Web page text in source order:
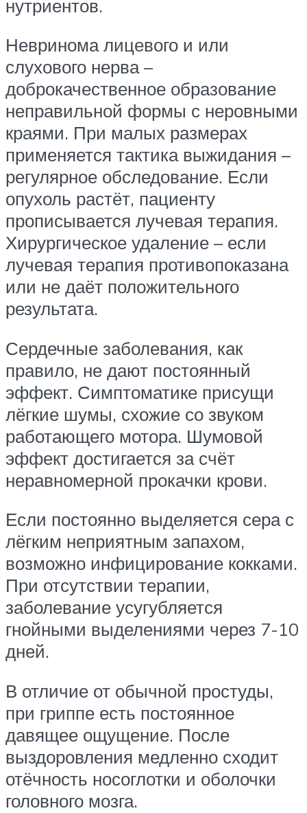
нутриентов.
Невринома лицевого и или
слухового нерва –
доброкачественное образование
неправильной формы с неровными
краями. При малых размерах
применяется тактика выжидания –
регулярное обследование. Если
опухоль растёт, пациенту
прописывается лучевая терапия.
Хирургическое удаление – если
лучевая терапия противопоказана
или не даёт положительного
результата.
Сердечные заболевания, как
правило, не дают постоянный
эффект. Симптоматике присущи
лёгкие шумы, схожие со звуком
работающего мотора. Шумовой
эффект достигается за счёт
неравномерной прокачки крови.
Если постоянно выделяется сера с
лёгким неприятным запахом,
возможно инфицирование кокками.
При отсутствии терапии,
заболевание усугубляется
гнойными выделениями через 7-10
дней.
В отличие от обычной простуды,
при гриппе есть постоянное
давящее ощущение. После
выздоровления медленно сходит
отёчность носоглотки и оболочки
головного мозга.